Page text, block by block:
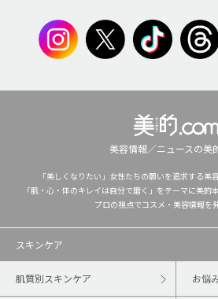
美容情報／ニュースの美
「美しくなりたい」女性たちの願いを追求する美
「肌・心・体のキレイは自分で磨く」をテーマに美的
プロの視点でコスメ・美容情報を
スキンケア
肌質別スキンケア お悩